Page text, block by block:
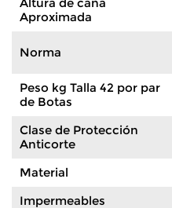
Altura de caña
Aproximada
Norma
Peso kg Talla 42 por par
de Botas
Clase de Protección
Anticorte
Material
Impermeables